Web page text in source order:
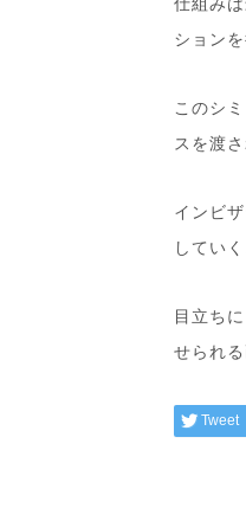
ションを
このシ
スを渡
インビ
してい
目立ち
せられ
Tweet